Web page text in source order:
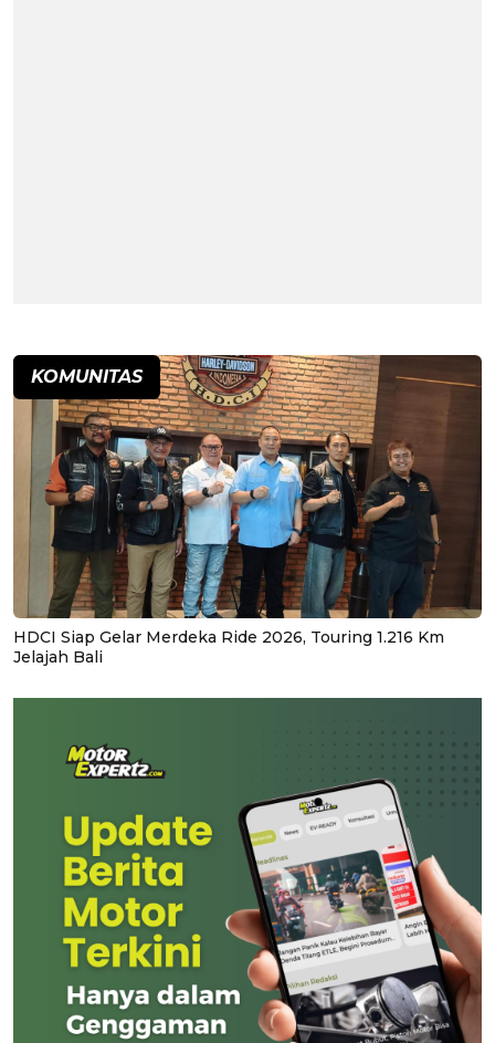
KOMUNITAS
HDCI Siap Gelar Merdeka Ride 2026, Touring 1.216 Km
Jelajah Bali